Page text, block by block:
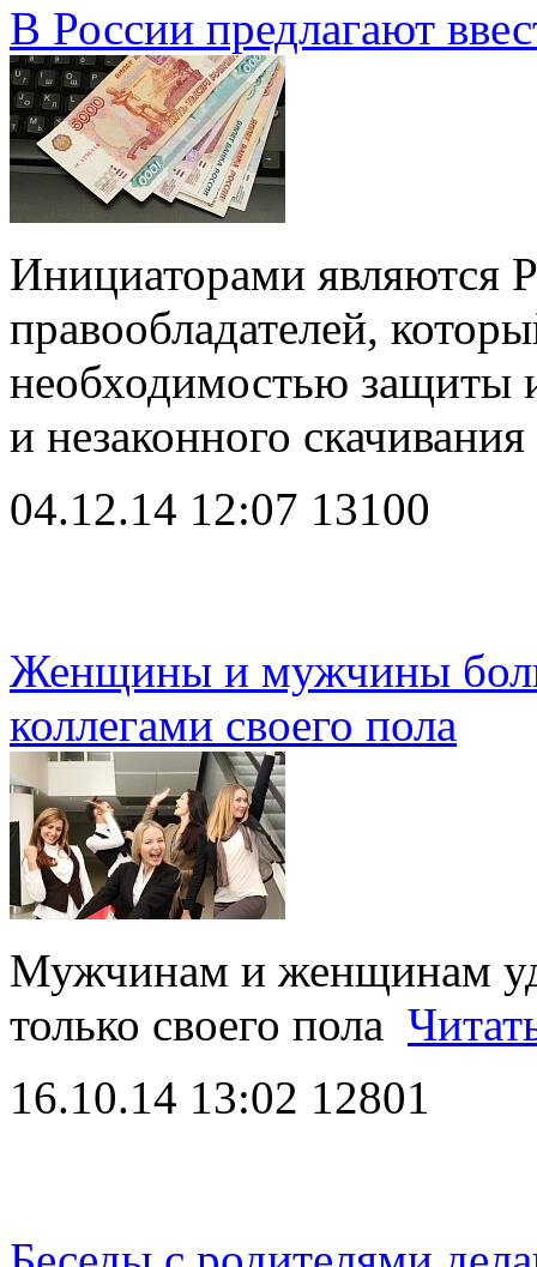
В России предлагают
Инициаторами являются
правообладателей,
необходимостью защиты
и незаконного
04.12.14 12:07 13100
Женщины и мужчины
коллегами своего пола
Мужчинам и женщинам
только своего пола
16.10.14 13:02 12801